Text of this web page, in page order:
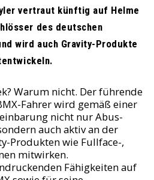
vertraut künftig auf Helme
des deutschen
wird auch Gravity-Produkte
Warum nicht. Der führende
Fahrer wird gemäß einer
nicht nur Abus-
auch aktiv an der
Produkten wie Fullface-,
mitwirken.
Fähigkeiten auf